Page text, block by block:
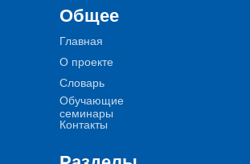
Главная
О проекте
Общее
Обучающие
семинары
Словарь
Контакты